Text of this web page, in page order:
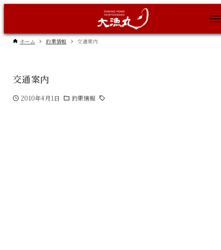
ホーム 釣果情報 交通案内
交通案内
2010年4月1日 釣果情報